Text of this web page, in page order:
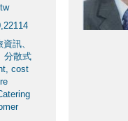
訊、
分散式
cost